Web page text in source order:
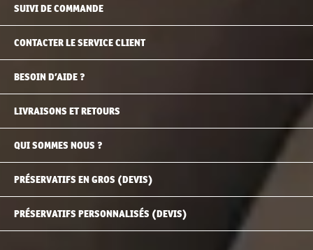
SUIVI DE COMMANDE
CONTACTER LE SERVICE CLIENT
BESOIN D’AIDE ?
LIVRAISONS ET RETOURS
QUI SOMMES NOUS ?
PRÉSERVATIFS EN GROS (DEVIS)
PRÉSERVATIFS PERSONNALISÉS (DEVIS)